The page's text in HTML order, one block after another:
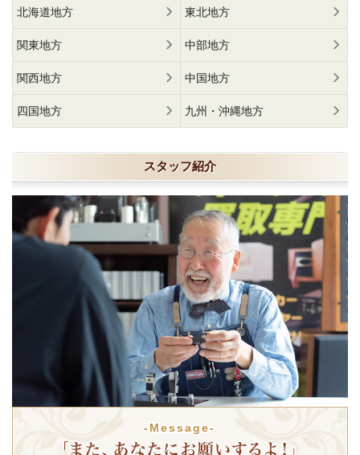
北海道地方 東北地方
関東地方 中部地方
関西地方 中国地方
四国地方 九州・沖縄地方
スタッフ紹介
-Message-